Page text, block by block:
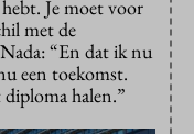
Je moet voor
met de
“En dat ik nu
een toekomst.
halen.”